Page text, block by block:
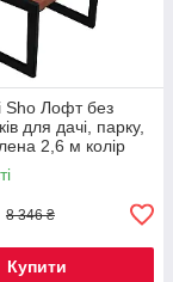
Sho Лофт без
для дачі, парку,
2,6 м колір
8 346 ₴
Купити